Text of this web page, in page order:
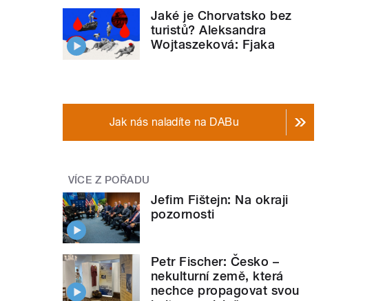
Jaké je Chorvatsko bez
turistů? Aleksandra
Wojtaszeková: Fjaka
Jak nás naladíte na DABu
VÍCE Z POŘADU
Jefim Fištejn: Na okraji
pozornosti
Petr Fischer: Česko –
nekulturní země, která
nechce propagovat svou